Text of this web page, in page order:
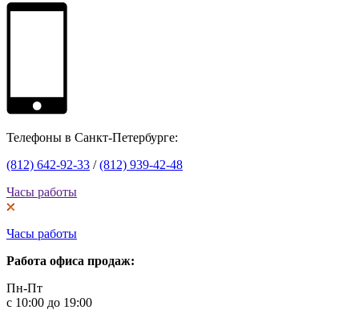
Телефоны в Санкт-Петербурге:
(812) 642-92-33 /(812) 939-42-48
Часы работы
Часы работы
Работа офиса продаж:
Пн-Пт
с 10:00 до 19:00